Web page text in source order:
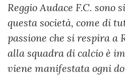
Reggio Audace F.C.
questa società, come di
passione che si respira a
alla squadra di calcio è
viene manifestata ogni